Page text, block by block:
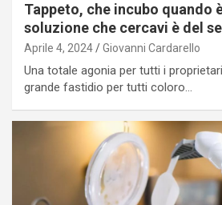
Tappeto, che incubo quando
soluzione che cercavi è del
Aprile 4, 2024 Giovanni Cardarello
Una totale agonia per tutti i
grande fastidio per tutti coloro…